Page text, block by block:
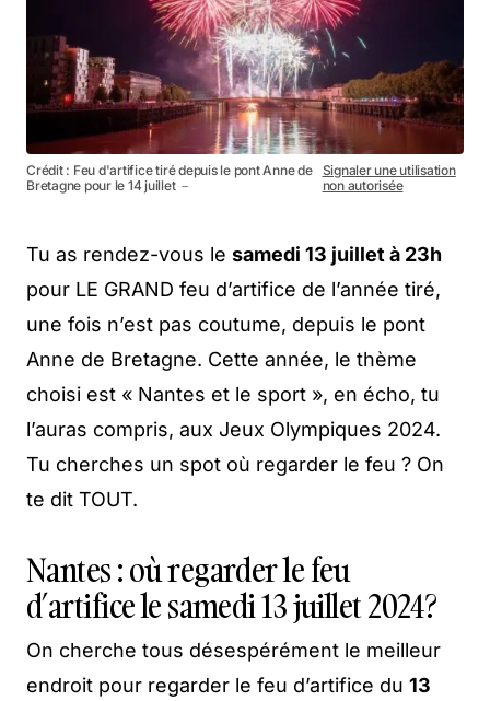
Crédit : Feu d'artifice tiré depuis le pont Anne de
Bretagne pour le 14 juillet －
Signaler une utilisation
non autorisée
Tu as rendez-vous le samedi 13 juillet à 23h
pour LE GRAND feu d’artifice de l’année tiré,
une fois n’est pas coutume, depuis le pont
Anne de Bretagne. Cette année, le thème
choisi est « Nantes et le sport », en écho, tu
l’auras compris, aux Jeux Olympiques 2024.
Tu cherches un spot où regarder le feu ? On
te dit TOUT.
Nantes : où regarder le feu
d’artifice le samedi 13 juillet 2024?
On cherche tous désespérément le meilleur
endroit pour regarder le feu d’artifice du 13